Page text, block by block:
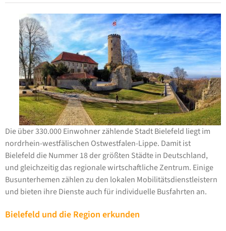
Die über 330.000 Einwohner zählende Stadt Bielefeld liegt im
nordrhein-westfälischen Ostwestfalen-Lippe. Damit ist
Bielefeld die Nummer 18 der größten Städte in Deutschland,
und gleichzeitig das regionale wirtschaftliche Zentrum. Einige
Busunterhemen zählen zu den lokalen Mobilitätsdienstleistern
und bieten ihre Dienste auch für individuelle Busfahrten an.
Bielefeld und die Region erkunden